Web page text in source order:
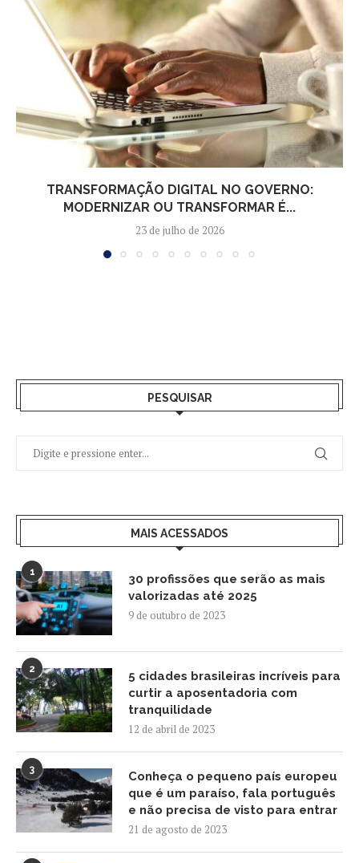
TRANSFORMAÇÃO DIGITAL NO GOVERNO:
MODERNIZAR OU TRANSFORMAR É...
23 de julho de 2026
PESQUISAR
MAIS ACESSADOS
1
30 profissões que serão as mais
valorizadas até 2025
9 de outubro de 2023
2
5 cidades brasileiras incríveis para
curtir a aposentadoria com
tranquilidade
12 de abril de 2023
3
Conheça o pequeno país europeu
que é um paraíso, fala português
e não precisa de visto para entrar
21 de agosto de 2023